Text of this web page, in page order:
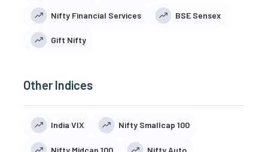
Nifty Financial Services BSE Sensex
Gift Nifty
Other Indices
India VIX Nifty Smallcap 100
Nifty Midcap 100 Nifty Auto